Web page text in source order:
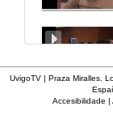
UvigoTV | Praza Miralles.
Accesibilidade |